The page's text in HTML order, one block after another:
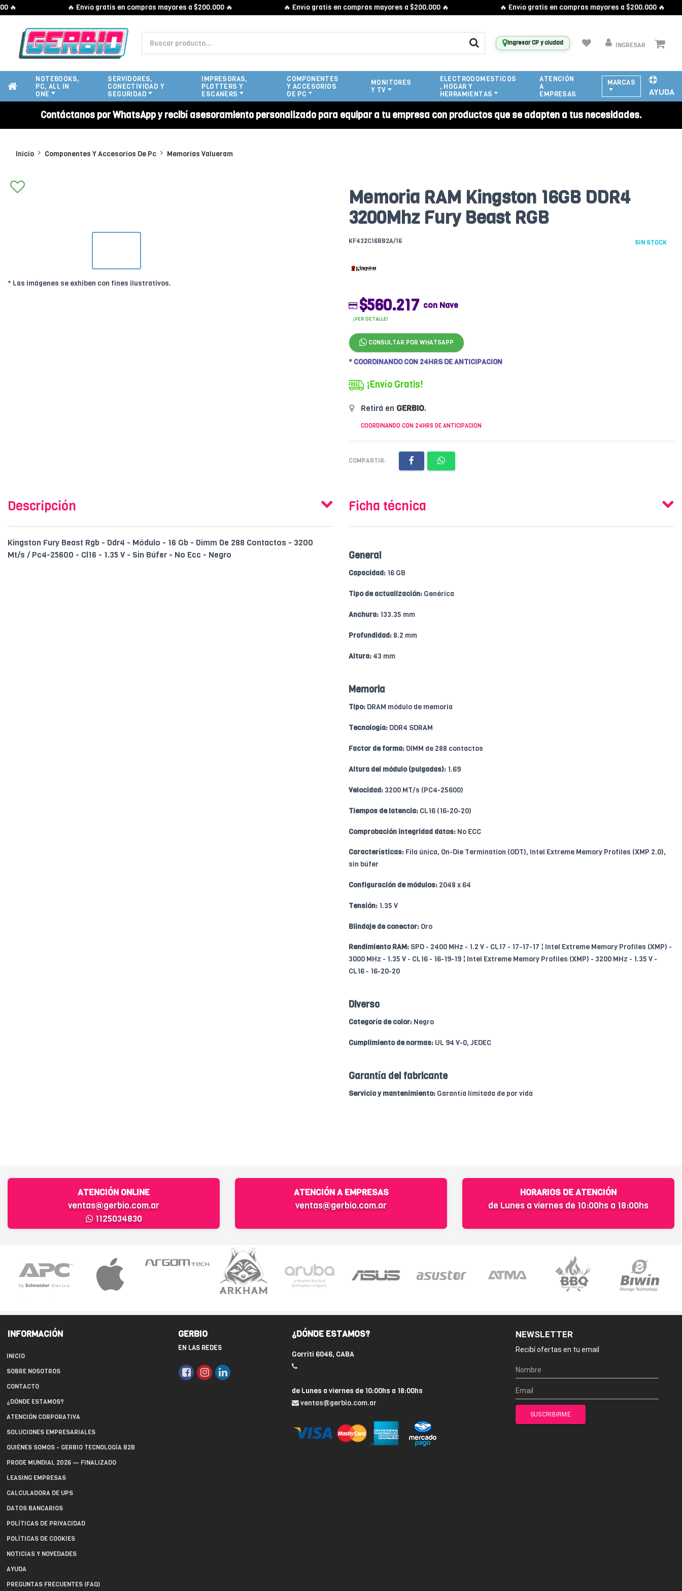
🔥 Envío gratis en compras mayores a $200.000 🔥 🔥 Envío gratis en compras mayores a $200.000 🔥 🔥 Envío gratis en compras mayores a $200.000 🔥
Ingresar CP y ciudad INGRESAR
NOTEBOOKS,
PC, ALL IN
ONE
SERVIDORES,
CONECTIVIDAD Y
SEGURIDAD
IMPRESORAS,
PLOTTERS Y
ESCANERS
COMPONENTES
Y ACCESORIOS
DE PC
MONITORES
Y TV
ELECTRODOMESTICOS
, HOGAR Y
HERRAMIENTAS
ATENCIÓN
A
EMPRESAS
MARCAS
AYUDA
Contáctanos por WhatsApp y recibí asesoramiento personalizado para equipar a tu empresa con productos que se adapten a tus necesidades.
Inicio Componentes Y Accesorios De Pc Memorias Valueram
* Las imágenes se exhiben con fines ilustrativos.
Memoria RAM Kingston 16GB DDR4
3200Mhz Fury Beast RGB
KF432C16BB2A/16 SIN STOCK
$560.217 con Nave
¡VER DETALLE!
CONSULTAR POR WHATSAPP
* COORDINANDO CON 24HRS DE ANTICIPACION
¡Envío Gratis!
Retirá en GERBIO.
COORDINANDO CON 24HRS DE ANTICIPACION
COMPARTIR:
Descripción
Kingston Fury Beast Rgb - Ddr4 - Módulo - 16 Gb - Dimm De 288 Contactos - 3200
Mt/s / Pc4-25600 - Cl16 - 1.35 V - Sin Búfer - No Ecc - Negro
Ficha técnica
General
Capacidad: 16 GB
Tipo de actualización: Genérica
Anchura: 133.35 mm
Profundidad: 8.2 mm
Altura: 43 mm
Memoria
Tipo: DRAM módulo de memoria
Tecnología: DDR4 SDRAM
Factor de forma: DIMM de 288 contactos
Altura del módulo (pulgadas): 1.69
Velocidad: 3200 MT/s (PC4-25600)
Tiempos de latencia: CL16 (16-20-20)
Comprobación integridad datos: No ECC
Características: Fila única, On-Die Termination (ODT), Intel Extreme Memory Profiles (XMP 2.0),
sin búfer
Configuración de módulos: 2048 x 64
Tensión: 1.35 V
Blindaje de conector: Oro
Rendimiento RAM: SPD - 2400 MHz - 1.2 V - CL17 - 17-17-17 ¦ Intel Extreme Memory Profiles (XMP) -
3000 MHz - 1.35 V - CL16 - 16-19-19 ¦ Intel Extreme Memory Profiles (XMP) - 3200 MHz - 1.35 V -
CL16 - 16-20-20
Diverso
Categoría de color: Negro
Cumplimiento de normas: UL 94 V-0, JEDEC
Garantía del fabricante
Servicio y mantenimiento: Garantía limitada de por vida
ATENCIÓN ONLINE
ventas@gerbio.com.ar
1125034830
ATENCIÓN A EMPRESAS
ventas@gerbio.com.ar
HORARIOS DE ATENCIÓN
de Lunes a viernes de 10:00hs a 18:00hs
INFORMACIÓN
INICIO
SOBRE NOSOTROS
CONTACTO
¿DÓNDE ESTAMOS?
ATENCIÓN CORPORATIVA
SOLUCIONES EMPRESARIALES
QUIÉNES SOMOS - GERBIO TECNOLOGÍA B2B
PRODE MUNDIAL 2026 — FINALIZADO
LEASING EMPRESAS
CALCULADORA DE UPS
DATOS BANCARIOS
POLÍTICAS DE PRIVACIDAD
POLÍTICAS DE COOKIES
NOTICIAS Y NOVEDADES
AYUDA
PREGUNTAS FRECUENTES (FAQ)
GERBIO
EN LAS REDES
¿DÓNDE ESTAMOS?
Gorriti 6046, CABA
de Lunes a viernes de 10:00hs a 18:00hs
ventas@gerbio.com.ar
NEWSLETTER
Recibí ofertas en tu email